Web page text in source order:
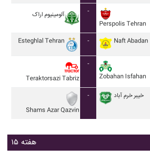
آلومينيوم اراک
-
Perspolis Tehran
Esteghlal Tehran - Naft Abadan
Teraktorsazi Tabriz
-
Zobahan Isfahan
Shams Azar Qazvin
- خيبر خرم آباد
هفته ۱۵